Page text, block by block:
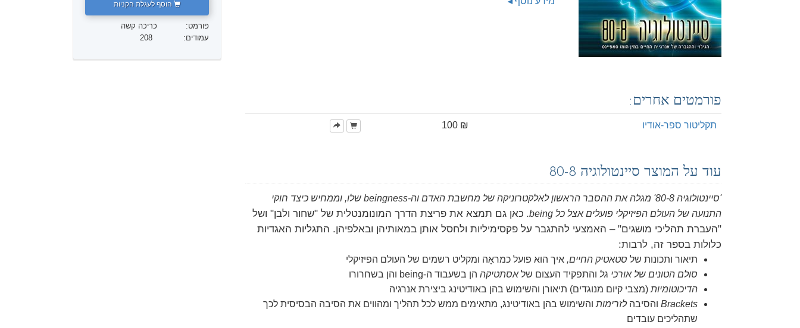
ילדים
הוסף לעגלת הקניות
פורמט:
כריכה קשה
עמודים:
208
פורמטים אחרים:
תקליטור ספר-אודיו ₪ 100
עוד על המוצר סיינטולוגיה 80-8
'סיינטולוגיה 80-8' מגלה את ההסבר הראשון לאלקטרוניקה של מחשבת האדם וה-beingness שלו, וממחיש כיצד חוקי
התנועה של העולם הפיזיקלי פועלים אצל כל being.
כאן גם תמצא את פריצת הדרך המונומנטלית של "שחור ולבן" ושל
"העברת תהליכי מושגים" – האמצעי להתגבר על פקסימיליות ולחסל אותן במאותיהן ובאלפיהן. התגליות האגדיות
כלולות בספר זה, לרבות:
תיאור ותכונות של סטאטיק החיים, איך הוא פועל כמראָה ומקליט רשמים של העולם הפיזיקלי
סולם הטונים של אורכי גל והתפקיד העצום שלאסתטיקה הן בשעבוד ה-being והן בשחרורו
הדיכוטומיות (מצבי קיום מנוגדים) תיאורן והשימוש בהן באודיטינג ביצירת אנרגיה
Brackets והסיבהלזרימות והשימוש בהן באודיטינג, מתאימים ממש לכל תהליך ומהווים את הסיבה הבסיסית לכך
שתהליכים עובדים